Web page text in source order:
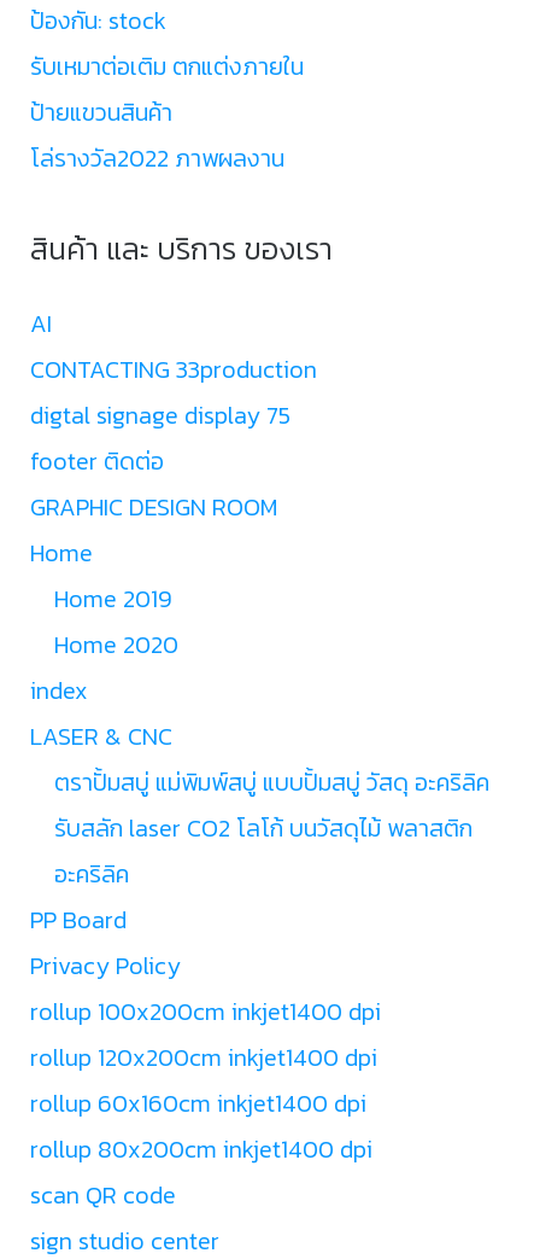
ป้องกัน: stock
รับเหมาต่อเติม ตกแต่งภายใน
ป้ายแขวนสินค้า
โล่รางวัล2022 ภาพผลงาน
สินค้า และ บริการ ของเรา
AI
CONTACTING 33production
digtal signage display 75
footer ติดต่อ
GRAPHIC DESIGN ROOM
Home
Home 2019
Home 2020
index
LASER & CNC
ตราปั้มสบู่ แม่พิมพ์สบู่ แบบปั้มสบู่ วัสดุ อะคริลิค
รับสลัก laser CO2 โลโก้ บนวัสดุไม้ พลาสติก
อะคริลิค
PP Board
Privacy Policy
rollup 100x200cm inkjet1400 dpi
rollup 120x200cm inkjet1400 dpi
rollup 60x160cm inkjet1400 dpi
rollup 80x200cm inkjet1400 dpi
scan QR code
sign studio center